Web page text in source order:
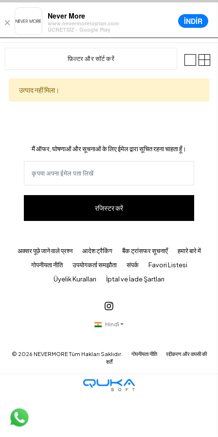
×
Never More
www.nevermoretoptan.com
ÜCRETSİZ - Google Play
İNDİR
में अतिरिक्त %5 छूट
फ़िल्टर और सॉर्ट करें
उत्पाद नहीं मिला।
मैं ऑफर, घोषणाओं और सूचनाओं के लिए ईमेल द्वारा सूचित रहना चाहता हूँ।
रजिस्टर करें
अक्सर पूछे जाने वाले प्रश्न आदेश ट्रैकिंग बैंक ट्रांसफर सूचनाएँ
हमारे बारे में
गोपनीयता नीति
उपयोगकर्ता समझौता संपर्क
Favori Listesi
Üyelik Kuralları
İptal ve İade Şartları
Hindī
© 2026 NEVERMORE Tüm Hakları Saklıdır. गोपनीयता नीति
रद्दीकरण और वापसी की
शर्तें